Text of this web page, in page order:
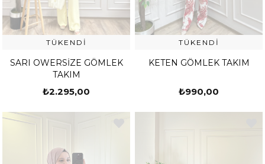
TÜKENDI
SARI OWERSİZE GÖMLEK
TAKIM
₺2.295,00
TÜKENDI
KETEN GÖMLEK TAKIM
₺990,00